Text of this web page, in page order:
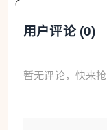
然而，雕像可
谈话”里日本政
用户评论 (0)
暂无评论，快来